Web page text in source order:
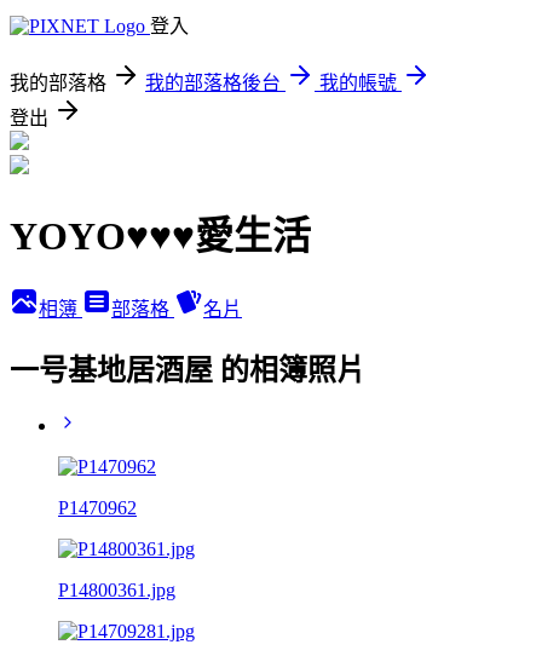
登入
我的部落格 我的部落格後台
我的帳號
登出
YOYO♥♥♥愛生活
相簿 部落格 名片
一号基地居酒屋 的相簿照片
P1470962
P14800361.jpg